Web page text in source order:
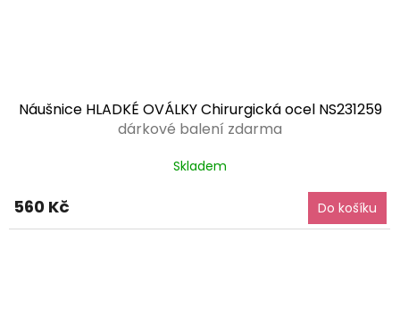
Náušnice HLADKÉ OVÁLKY Chirurgická ocel NS231259
dárkové balení zdarma
Skladem
560 Kč Do košíku